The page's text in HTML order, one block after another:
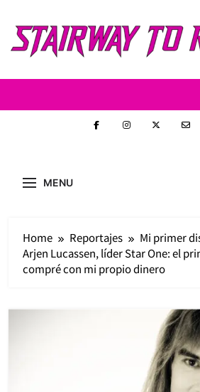
content
ofrecer
MENU
Home Reportajes
Mi primer
Arjen Lucassen, líder Star One: el
compré con mi propio dinero